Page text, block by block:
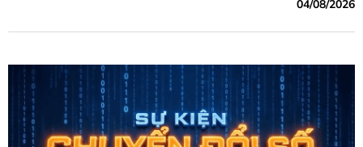
04/08/2026